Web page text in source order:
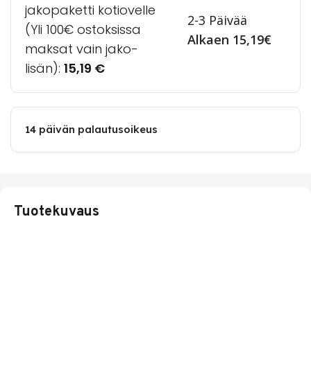
jakopaketti kotiovelle
(Yli 100€ ostoksissa
maksat vain jako-
lisän): 15,19 €
2-3 Päivää
Alkaen 15,19€
14 päivän palautusoikeus
Tuotekuvaus